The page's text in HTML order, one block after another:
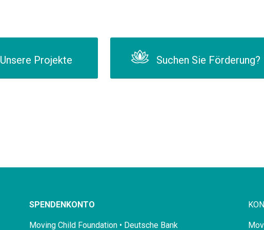
Unsere Projekte Suchen Sie Förderung?
SPENDENKONTO
Moving Child Foundation • Deutsche Bank